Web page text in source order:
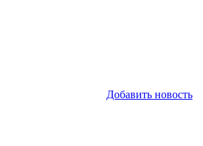
Добавить новость